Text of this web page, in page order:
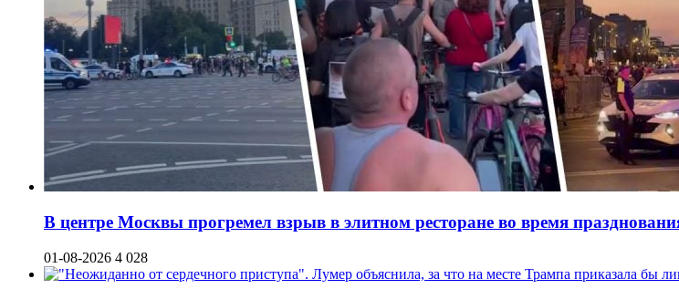
В центре Москвы прогремел взрыв в элитном ресторане во время
01-08-2026 4 028